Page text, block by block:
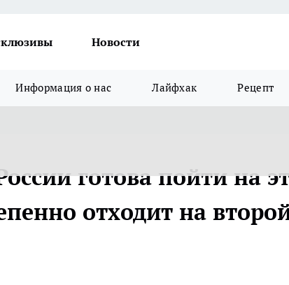
Новости
Информация о нас Лайфхак Рецепт
готова пойти на
отходит на